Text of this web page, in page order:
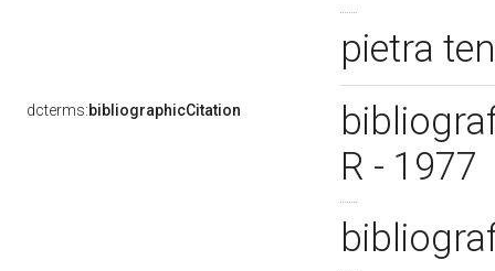
pietra
dcterms:bibliographicCitation
R - 1977